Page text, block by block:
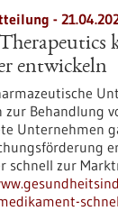
-
entwickeln
zur Behandlung
Unternehmen
schnell zur